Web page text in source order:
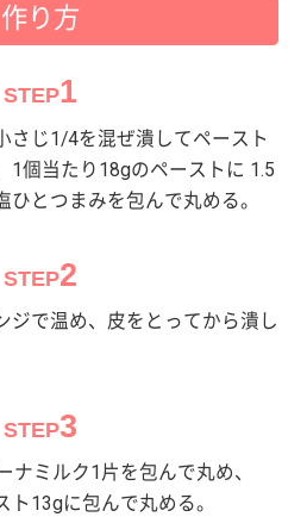
作り方
STEP1
さじ1/4を混ぜ潰してペースト
1個当たり18gのペーストに 1.5
とつまみを包んで丸める。
STEP2
ジで温め、皮をとってから潰し
STEP3
ナミルク1片を包んで丸め、
13gに包んで丸める。